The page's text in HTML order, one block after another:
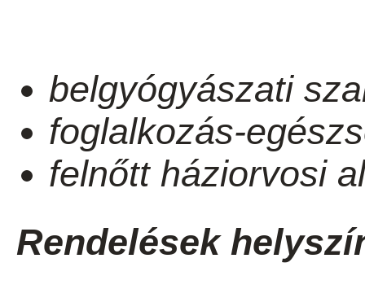
belgyógyászati
foglalkozás-
felnőtt háziorvosi
Rendelések